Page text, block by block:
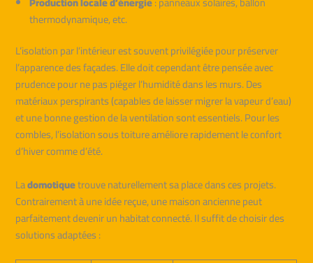
thermodynamique, etc.
L’isolation par l’intérieur est souvent privilégiée pour préserver
l’apparence des façades. Elle doit cependant être pensée avec
prudence pour ne pas piéger l’humidité dans les murs. Des
matériaux perspirants (capables de laisser migrer la vapeur d’eau)
et une bonne gestion de la ventilation sont essentiels. Pour les
combles, l’isolation sous toiture améliore rapidement le confort
d’hiver comme d’été.
Ladomotiquetrouve naturellement sa place dans ces projets.
Contrairement à une idée reçue, une maison ancienne peut
parfaitement devenir un habitat connecté. Il suffit de choisir des
solutions adaptées :